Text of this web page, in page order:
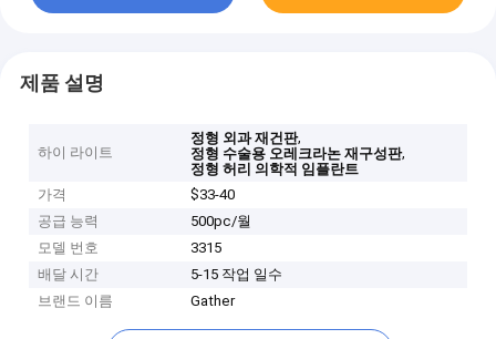
제품 설명
하이 라이트
정형 외과 재건판,
정형 수술용 오레크라논 재구성판,
정형 허리 의학적 임플란트
가격
$33-40
공급 능력
500pc/월
모델 번호
3315
배달 시간
5-15 작업 일수
브랜드 이름
Gather